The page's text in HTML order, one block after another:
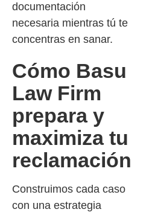
documentación
necesaria mientras tú te
concentras en sanar.
Cómo Basu
Law Firm
prepara y
maximiza tu
reclamación
Construimos cada caso
con una estrategia